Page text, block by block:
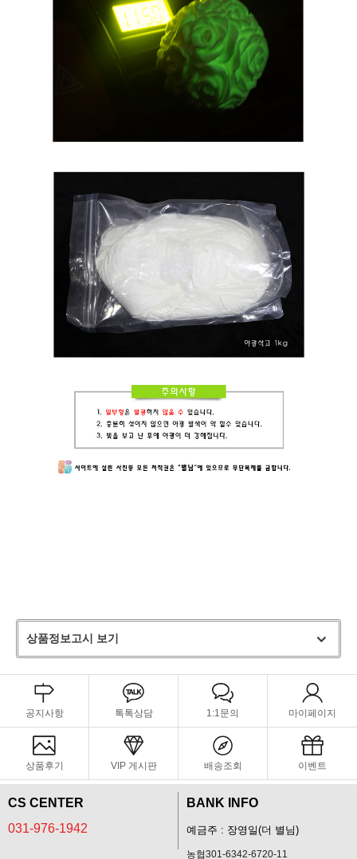
상품정보고시 보기
공지사항 톡톡상담 1:1문의 마이페이지
상품후기 VIP 게시판 배송조회 이벤트
CS CENTER
031-976-1942
BANK INFO
예금주 : 장영일(더 별님)
농협301-6342-6720-11